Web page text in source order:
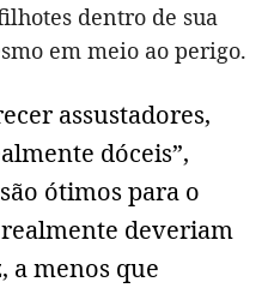
dentro de sua
em meio ao perigo.
assustadores,
dóceis”,
ótimos para o
realmente deveriam
a menos que